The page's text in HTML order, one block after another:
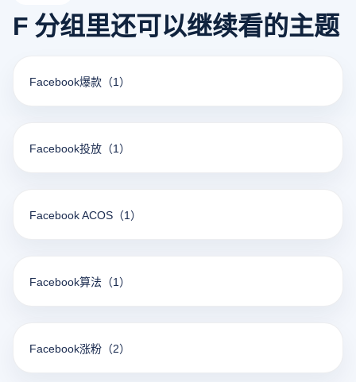
F 分组里还可以继续看的主题
Facebook爆款 （1）
Facebook投放 （1）
Facebook ACOS （1）
Facebook算法 （1）
Facebook涨粉 （2）